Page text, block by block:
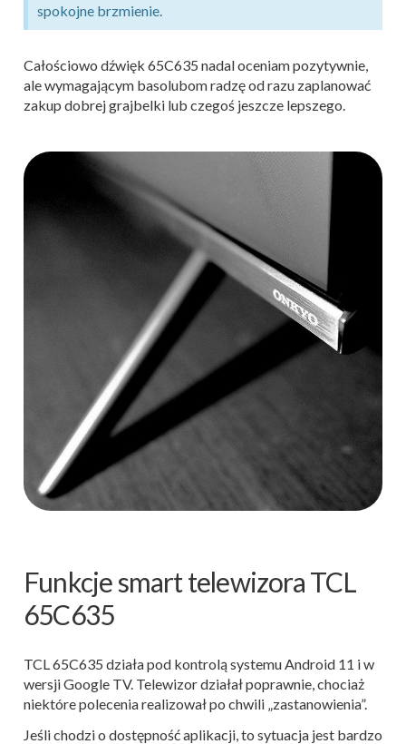
spokojne brzmienie.
Całościowo dźwięk 65C635 nadal oceniam pozytywnie,
ale wymagającym basolubom radzę od razu zaplanować
zakup dobrej grajbelki lub czegoś jeszcze lepszego.
Funkcje smart telewizora TCL
65C635
TCL 65C635 działa pod kontrolą systemu Android 11 i w
wersji Google TV. Telewizor działał poprawnie, chociaż
niektóre polecenia realizował po chwili „zastanowienia”.
Jeśli chodzi o dostępność aplikacji, to sytuacja jest bardzo